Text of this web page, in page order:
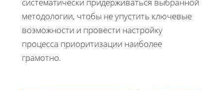
методологии, чтобы не упустить ключевые
возможности и провести настройку
процесса приоритизации наиболее
грамотно.